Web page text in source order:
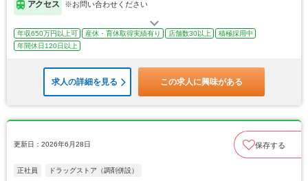
アクセス ※お問い合わせください
年収650万円以上可 産休・育休取得実績有り 店舗数30以上
積極採用中
年間休日120日以上
求人の詳細を見る この求人に興味がある
更新日：2026年6月28日 保存する
正社員 ドラッグストア（調剤併設）